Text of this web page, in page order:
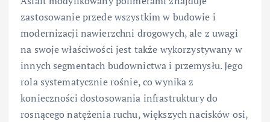
zastosowanie przede wszystkim w budowie i
modernizacji nawierzchni drogowych, ale z uwagi
na swoje właściwości jest także wykorzystywany w
innych segmentach budownictwa i przemysłu. Jego
rola systematycznie rośnie, co wynika z
konieczności dostosowania infrastruktury do
rosnącego natężenia ruchu, większych nacisków osi,